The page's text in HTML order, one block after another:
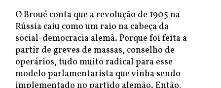
O Broué conta que a revolução de 1905 na
Rússia caiu como um raio na cabeça da
social-democracia alemã. Porque foi feita a
partir de greves de massas, conselho de
operários, tudo muito radical para esse
modelo parlamentarista que vinha sendo